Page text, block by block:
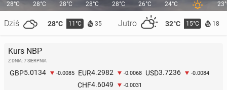
28°C
Dziś 28°C 11°C 35 Jutro 32°C 15°C 18
28°C 28°C 28°C 28°C 26°C 24°C
Kurs NBP
Z DNIA: 7 SIERPNIA
GBP5.0134 -0.0085 EUR4.2982 -0.0068 USD3.7236 -0.0084
CHF4.6049 -0.0031